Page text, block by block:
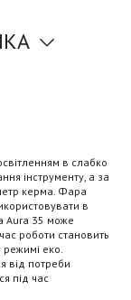
в слабко
інструменту, а за
керма. Фара
в
Aura 35 може
роботи становить
еко.
від потреби
під час